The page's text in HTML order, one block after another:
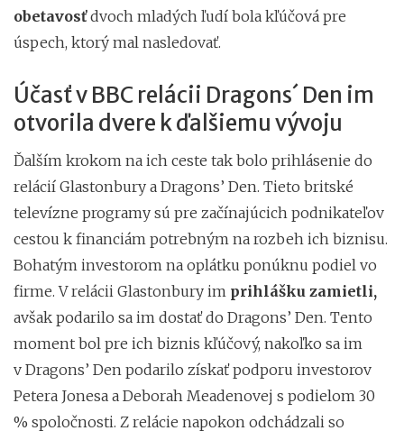
obetavosťdvoch mladých ľudí bola kľúčová pre
úspech, ktorý mal nasledovať.
Účasť v BBC relácii Dragons´ Den im
otvorila dvere k ďalšiemu vývoju
Ďalším krokom na ich ceste tak bolo prihlásenie do
relácií Glastonbury a Dragons’ Den. Tieto britské
televízne programy sú pre začínajúcich podnikateľov
cestou k financiám potrebným na rozbeh ich biznisu.
Bohatým investorom na oplátku ponúknu podiel vo
firme. V relácii Glastonbury im prihlášku zamietli,
avšak podarilo sa im dostať do Dragons’ Den. Tento
moment bol pre ich biznis kľúčový, nakoľko sa im
v Dragons’ Den podarilo získať podporu investorov
Petera Jonesa a Deborah Meadenovej s podielom 30
% spoločnosti. Z relácie napokon odchádzali so